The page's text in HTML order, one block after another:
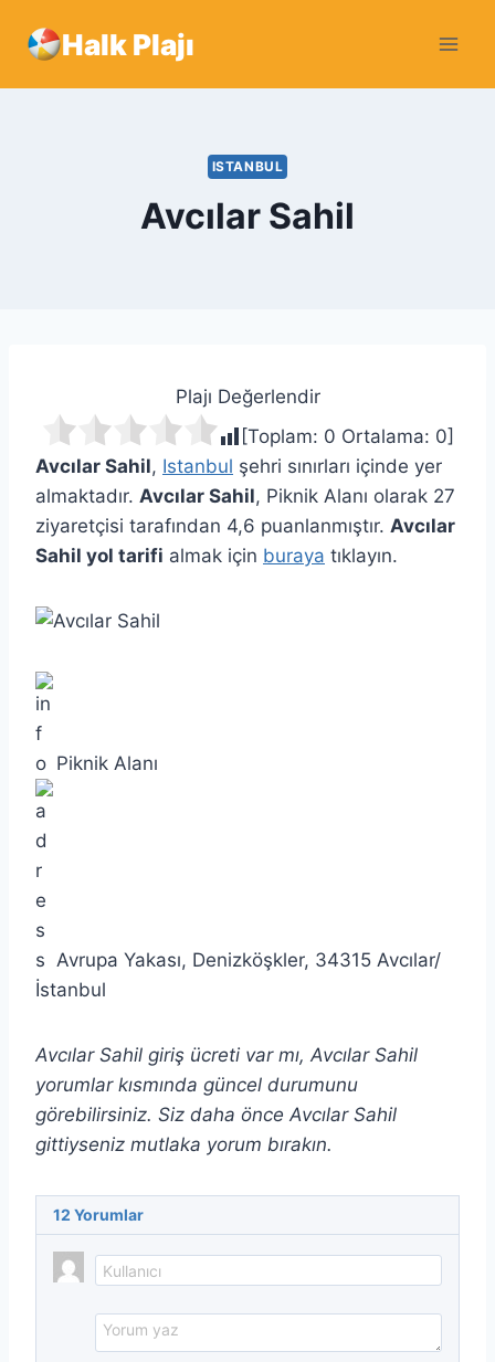
Halk Plajı
ISTANBUL
Avcılar Sahil
Plajı Değerlendir
[Toplam: 0 Ortalama: 0]
Avcılar Sahil, Istanbul şehri sınırları içinde yer
almaktadır. Avcılar Sahil, Piknik Alanı olarak 27
ziyaretçisi tarafından 4,6 puanlanmıştır. Avcılar
Sahil yol tarifi almak için buraya tıklayın.
Piknik Alanı
Avrupa Yakası, Denizköşkler, 34315 Avcılar/
İstanbul
Avcılar Sahil giriş ücreti var mı, Avcılar Sahil
yorumlar kısmında güncel durumunu
görebilirsiniz. Siz daha önce Avcılar Sahil
gittiyseniz mutlaka yorum bırakın.
12 Yorumlar